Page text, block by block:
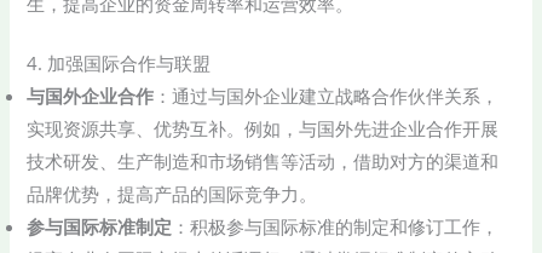
4. 加强国际合作与联盟
与国外企业合作 ：通过与国外企业建立战略合作伙伴关系，
实现资源共享、优势互补。例如，与国外先进企业合作开展
技术研发、生产制造和市场销售等活动，借助对方的渠道和
品牌优势，提高产品的国际竞争力。
参与国际标准制定 ：积极参与国际标准的制定和修订工作，